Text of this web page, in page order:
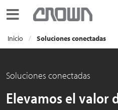
Toggle navigation
Inicio Soluciones conectadas
Soluciones conectadas
Elevamos el valor